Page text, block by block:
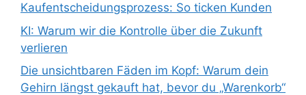
Kaufentscheidungsprozess: So ticken Kunden
KI: Warum wir die Kontrolle über die Zukunft
verlieren
Die unsichtbaren Fäden im Kopf: Warum dein
Gehirn längst gekauft hat, bevor du „Warenkorb“